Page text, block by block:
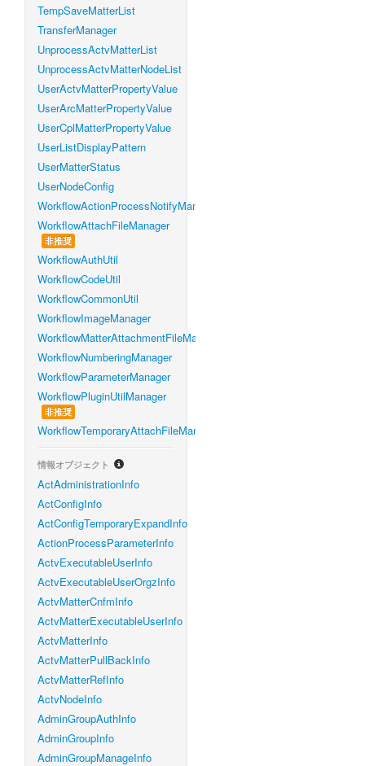
TempSaveMatterList
TransferManager
UnprocessActvMatterList
UnprocessActvMatterNodeList
UserActvMatterPropertyValue
UserArcMatterPropertyValue
UserCplMatterPropertyValue
UserListDisplayPattern
UserMatterStatus
UserNodeConfig
WorkflowActionProcessNotifyManager
WorkflowAttachFileManager
非推奨
WorkflowAuthUtil
WorkflowCodeUtil
WorkflowCommonUtil
WorkflowImageManager
WorkflowMatterAttachmentFileManager
WorkflowNumberingManager
WorkflowParameterManager
WorkflowPluginUtilManager
非推奨
WorkflowTemporaryAttachFileManager
情報オブジェクト
ActAdministrationInfo
ActConfigInfo
ActConfigTemporaryExpandInfo
ActionProcessParameterInfo
ActvExecutableUserInfo
ActvExecutableUserOrgzInfo
ActvMatterCnfmInfo
ActvMatterExecutableUserInfo
ActvMatterInfo
ActvMatterPullBackInfo
ActvMatterRefInfo
ActvNodeInfo
AdminGroupAuthInfo
AdminGroupInfo
AdminGroupManageInfo